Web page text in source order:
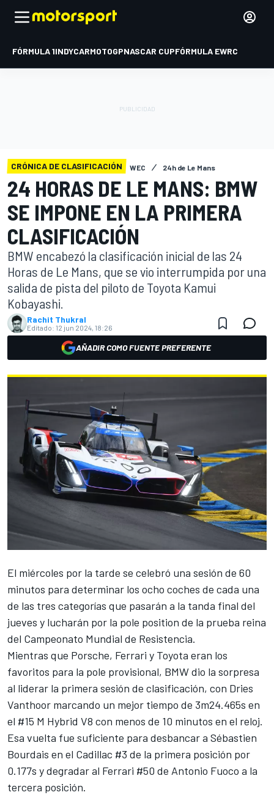
FÓRMULA 1INDYCARMOTOGPNASCAR CUPFÓRMULA EWRC
CRÓNICA DE CLASIFICACIÓN WEC 24h de Le Mans
24 HORAS DE LE MANS: BMW
SE IMPONE EN LA PRIMERA
CLASIFICACIÓN
BMW encabezó la clasificación inicial de las 24
Horas de Le Mans, que se vio interrumpida por una
salida de pista del piloto de Toyota Kamui
Kobayashi.
Rachit Thukral
Editado: 12 jun 2024, 18:26
AÑADIR COMO FUENTE PREFERENTE
El miércoles por la tarde se celebró una sesión de 60
minutos para determinar los ocho coches de cada una
de las tres categorías que pasarán a la tanda final del
jueves y lucharán por la pole position de la prueba reina
del Campeonato Mundial de Resistencia.
Mientras que Porsche, Ferrari y Toyota eran los
favoritos para la pole provisional, BMW dio la sorpresa
al liderar la primera sesión de clasificación, con Dries
Vanthoor marcando un mejor tiempo de 3m24.465s en
el #15 M Hybrid V8 con menos de 10 minutos en el reloj.
Esa vuelta fue suficiente para desbancar a Sébastien
Bourdais en el Cadillac #3 de la primera posición por
0.177s y degradar al Ferrari #50 de Antonio Fuoco a la
tercera posición.